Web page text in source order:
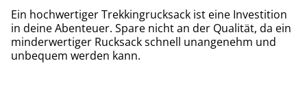
Ein hochwertiger Trekkingrucksack ist eine Investition
in deine Abenteuer. Spare nicht an der Qualität, da ein
minderwertiger Rucksack schnell unangenehm und
unbequem werden kann.